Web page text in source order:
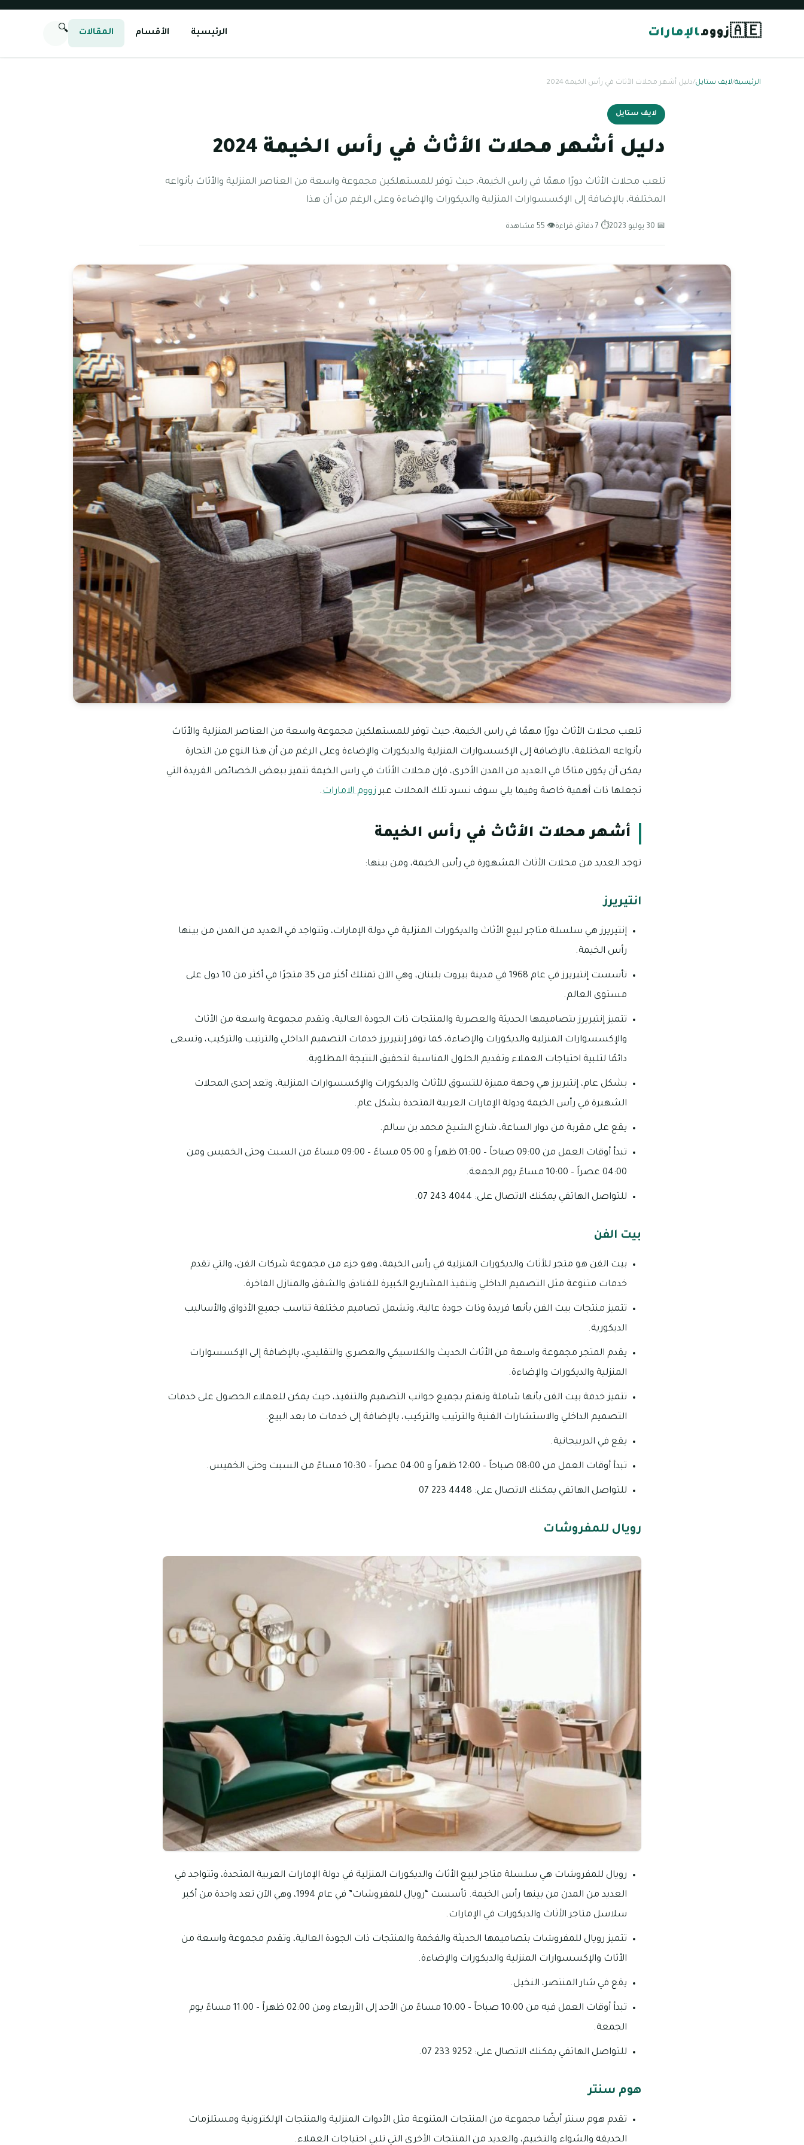
🇦🇪زوومالإمارات الرئيسية الأقسام المقالات 🔍
الرئيسية/لايف ستايل/دليل أشهر محلات الأثاث في رأس الخيمة 2024
لايف ستايل
دليل أشهر محلات الأثاث في رأس الخيمة 2024
تلعب محلات الأثاث دورًا مهمًا في راس الخيمة، حيث توفر للمستهلكين مجموعة واسعة من العناصر المنزلية والأثاث بأنواعه
المختلفة، بالإضافة إلى الإكسسوارات المنزلية والديكورات والإضاءة وعلى الرغم من أن هذا
📅 30 يوليو 2023 ⏱ 7 دقائق قراءة 👁 55 مشاهدة
تلعب محلات الأثاث دورًا مهمًا في راس الخيمة، حيث توفر للمستهلكين مجموعة واسعة من العناصر المنزلية والأثاث
بأنواعه المختلفة، بالإضافة إلى الإكسسوارات المنزلية والديكورات والإضاءة وعلى الرغم من أن هذا النوع من التجارة
يمكن أن يكون متاحًا في العديد من المدن الأخرى، فإن محلات الأثاث في راس الخيمة تتميز ببعض الخصائص الفريدة التي
تجعلها ذات أهمية خاصة وفيما يلي سوف نسرد تلك المحلات عبر زووم الامارات.
أشهر محلات الأثاث في رأس الخيمة
توجد العديد من محلات الأثاث المشهورة في رأس الخيمة، ومن بينها:
انتيريرز
إنتيريرز هي سلسلة متاجر لبيع الأثاث والديكورات المنزلية في دولة الإمارات، وتتواجد في العديد من المدن من بينها
رأس الخيمة.
تأسست إنتيريرز في عام 1968 في مدينة بيروت بلبنان، وهي الآن تمتلك أكثر من 35 متجرًا في أكثر من 10 دول على
مستوى العالم.
تتميز إنتيريرز بتصاميمها الحديثة والعصرية والمنتجات ذات الجودة العالية، وتقدم مجموعة واسعة من الأثاث
والإكسسوارات المنزلية والديكورات والإضاءة، كما توفر إنتيريرز خدمات التصميم الداخلي والترتيب والتركيب، وتسعى
دائمًا لتلبية احتياجات العملاء وتقديم الحلول المناسبة لتحقيق النتيجة المطلوبة.
بشكل عام، إنتيريرز هي وجهة مميزة للتسوق للأثاث والديكورات والإكسسوارات المنزلية، وتعد إحدى المحلات
الشهيرة في رأس الخيمة ودولة الإمارات العربية المتحدة بشكل عام.
يقع على مقربة من دوار الساعة، شارع الشيخ محمد بن سالم.
تبدأ أوقات العمل من 09:00 صباحاً – 01:00 ظهراً و 05:00 مساءً – 09:00 مساءً من السبت وحتى الخميس ومن
04:00 عصراً – 10:00 مساءً يوم الجمعة.
للتواصل الهاتفي يمكنك الاتصال على: 4044 243 07.
بيت الفن
بيت الفن هو متجر للأثاث والديكورات المنزلية في رأس الخيمة، وهو جزء من مجموعة شركات الفن، والتي تقدم
خدمات متنوعة مثل التصميم الداخلي وتنفيذ المشاريع الكبيرة للفنادق والشقق والمنازل الفاخرة.
تتميز منتجات بيت الفن بأنها فريدة وذات جودة عالية، وتشمل تصاميم مختلفة تناسب جميع الأذواق والأساليب
الديكورية.
يقدم المتجر مجموعة واسعة من الأثاث الحديث والكلاسيكي والعصري والتقليدي، بالإضافة إلى الإكسسوارات
المنزلية والديكورات والإضاءة.
تتميز خدمة بيت الفن بأنها شاملة وتهتم بجميع جوانب التصميم والتنفيذ، حيث يمكن للعملاء الحصول على خدمات
التصميم الداخلي والاستشارات الفنية والترتيب والتركيب، بالإضافة إلى خدمات ما بعد البيع.
يقع في الدربيجانية.
تبدأ أوقات العمل من 08:00 صباحاً – 12:00 ظهراً و 04:00 عصراً – 10:30 مساءً من السبت وحتى الخميس.
للتواصل الهاتفي يمكنك الاتصال على: 4448 223 07
رويال للمفروشات
رويال للمفروشات هي سلسلة متاجر لبيع الأثاث والديكورات المنزلية في دولة الإمارات العربية المتحدة، وتتواجد في
العديد من المدن من بينها رأس الخيمة. تأسست “رويال للمفروشات” في عام 1994، وهي الآن تعد واحدة من أكبر
سلاسل متاجر الأثاث والديكورات في الإمارات.
تتميز رويال للمفروشات بتصاميمها الحديثة والفخمة والمنتجات ذات الجودة العالية، وتقدم مجموعة واسعة من
الأثاث والإكسسوارات المنزلية والديكورات والإضاءة.
يقع في شار المنتصر، النخيل.
تبدأ أوقات العمل فيه من 10:00 صباحاً – 10:00 مساءً من الأحد إلى الأربعاء ومن 02:00 ظهراً – 11:00 مساءً يوم
الجمعة.
للتواصل الهاتفي يمكنك الاتصال على: 9252 233 07.
هوم سنتر
تقدم هوم سنتر أيضًا مجموعة من المنتجات المتنوعة مثل الأدوات المنزلية والمنتجات الإلكترونية ومستلزمات
الحديقة والشواء والتخييم، والعديد من المنتجات الأخرى التي تلبي احتياجات العملاء.